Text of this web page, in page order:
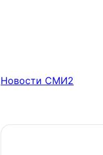
Новости СМИ2